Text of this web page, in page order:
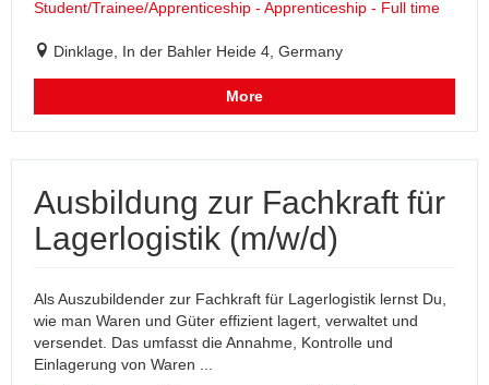
Student/Trainee/Apprenticeship - Apprenticeship - Full time
Dinklage, In der Bahler Heide 4, Germany
More
Ausbildung zur Fachkraft für
Lagerlogistik (m/w/d)
Als Auszubildender zur Fachkraft für Lagerlogistik lernst Du,
wie man Waren und Güter effizient lagert, verwaltet und
versendet. Das umfasst die Annahme, Kontrolle und
Einlagerung von Waren ...